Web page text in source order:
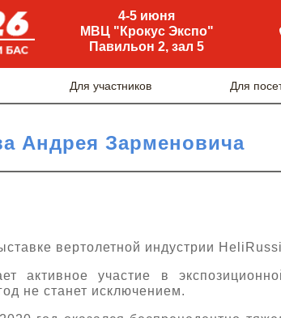
4-5 июня
МВЦ "Крокус Экспо"
Павильон 2, зал 5
Для участников Для
Андрея Зарменовича
вертолетной индустрии
активное участие в
не станет исключением.